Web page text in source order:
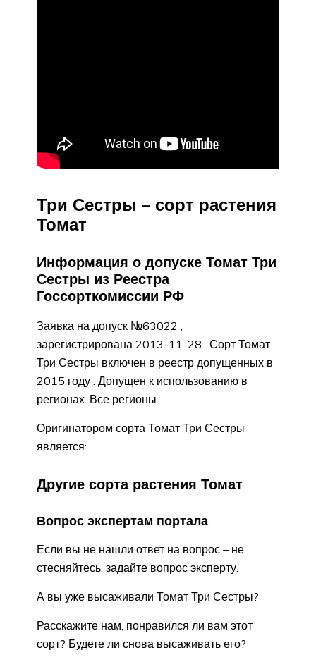
Три Сестры – сорт растения
Томат
Информация о допуске Томат Три
Сестры из Реестра
Госсорткомиссии РФ
Заявка на допуск №63022 ,
зарегистрирована 2013-11-28 . Сорт Томат
Три Сестры включен в реестр допущенных в
2015 году . Допущен к использованию в
регионах: Все регионы .
Оригинатором сорта Томат Три Сестры
является:
Другие сорта растения Томат
Вопрос экспертам портала
Если вы не нашли ответ на вопрос – не
стесняйтесь, задайте вопрос эксперту.
А вы уже высаживали Томат Три Сестры?
Расскажите нам, понравился ли вам этот
сорт? Будете ли снова высаживать его?